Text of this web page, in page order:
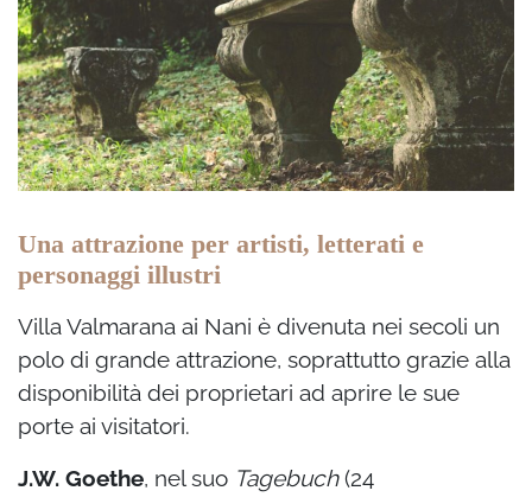
Una attrazione per artisti, letterati e
personaggi illustri
Villa Valmarana ai Nani è divenuta nei secoli un
polo di grande attrazione, soprattutto grazie alla
disponibilità dei proprietari ad aprire le sue
porte ai visitatori.
J.W. Goethe, nel suo Tagebuch(24